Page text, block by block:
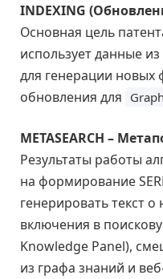
INDEXING
Основная цель
использует данные
для генерации новых
обновления для
METASEARCH –
Результаты работы
на формирование
генерировать текст
включения в
Knowledge Panel),
из графа знаний и